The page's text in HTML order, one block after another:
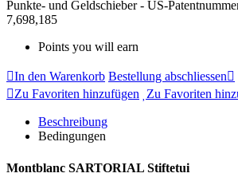
Punkte- und Geldschieber - US-
7,698,185
Points you will earn
In den Warenkorb Bestellung abschliessen
Zu Favoriten hinzufügen
Zu Favoriten
Beschreibung
Bedingungen
Montblanc SARTORIAL Stiftetui